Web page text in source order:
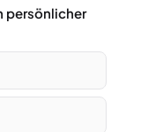
persönlicher